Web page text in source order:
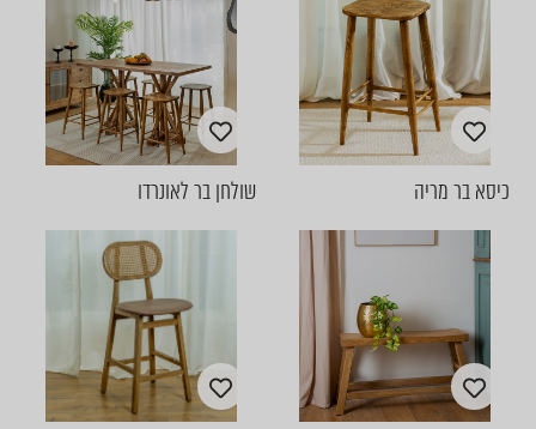
כיסא בר מריה שולחן בר לאונרדו